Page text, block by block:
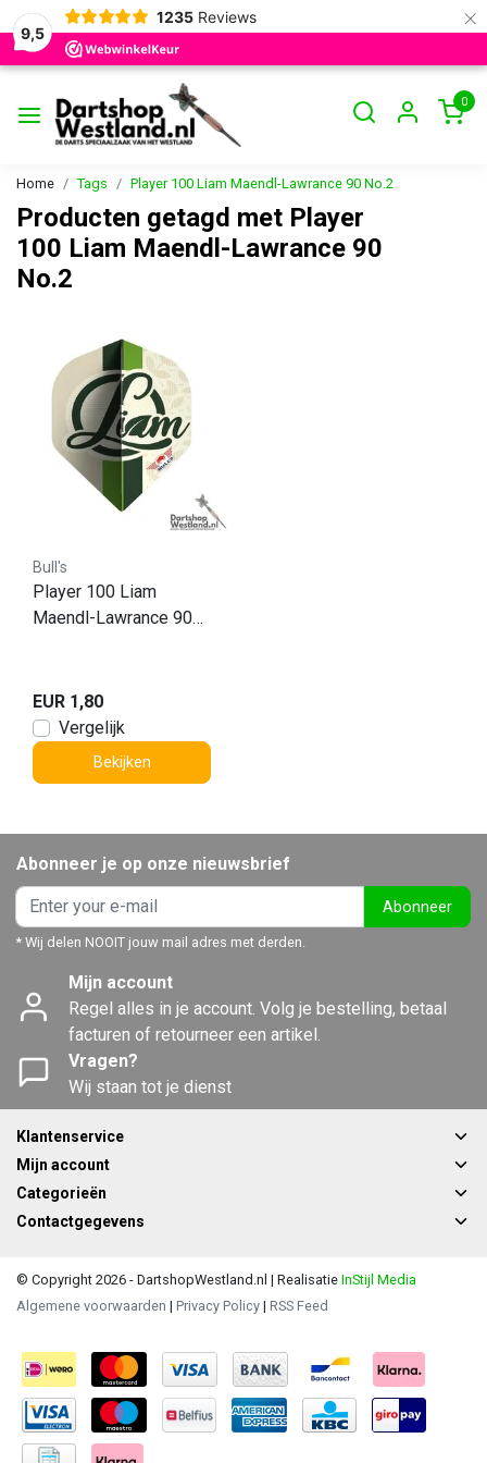
9,5
1235 Reviews ×
0
Home Tags Player 100 Liam Maendl-Lawrance 90 No.2
Producten getagd met Player
100 Liam Maendl-Lawrance 90
No.2
Bull's
Player 100 Liam
Maendl-Lawrance 90
EUR 1,80
Vergelijk
Bekijken
Abonneer je op onze nieuwsbrief
Abonneer
* Wij delen NOOIT jouw mail adres met derden.
Mijn account
Regel alles in je account. Volg je bestelling, betaal
facturen of retourneer een artikel.
Vragen?
Wij staan tot je dienst
Klantenservice
Mijn account
Categorieën
Contactgegevens
© Copyright 2026 - DartshopWestland.nl | Realisatie InStijl Media
Algemene voorwaarden | Privacy Policy | RSS Feed